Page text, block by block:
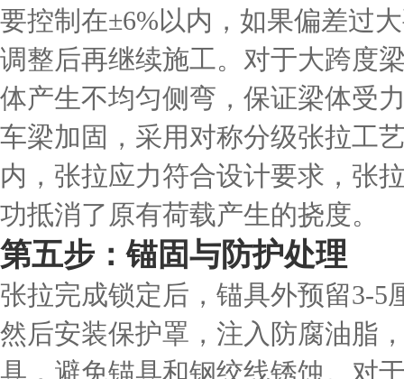
要控制在±6%以内，如果偏差过
调整后再继续施工。对于大跨度
体产生不均匀侧弯，保证梁体受
车梁加固，采用对称分级张拉工
内，张拉应力符合设计要求，张
功抵消了原有荷载产生的挠度。
第五步：锚固与防护处理
张拉完成锁定后，锚具外预留3-
然后安装保护罩，注入防腐油脂
具，避免锚具和钢绞线锈蚀。对